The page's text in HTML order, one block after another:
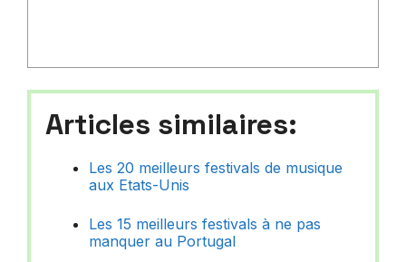
Articles similaires:
Les 20 meilleurs festivals de musique
aux Etats-Unis
Les 15 meilleurs festivals à ne pas
manquer au Portugal